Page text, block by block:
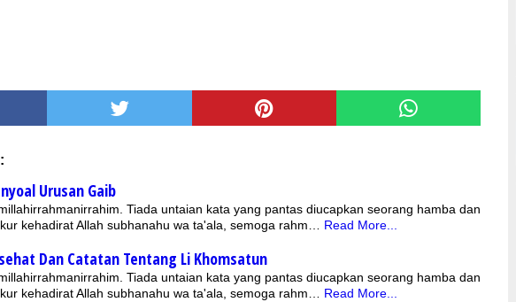
Urusan Gaib
Tiada untaian kata yang pantas diucapkan seorang hamba dan
kehadirat Allah subhanahu wa ta'ala, semoga rahm… Read More...
Dan Catatan Tentang Li Khomsatun
Tiada untaian kata yang pantas diucapkan seorang hamba dan
kehadirat Allah subhanahu wa ta'ala, semoga rahm… Read More...